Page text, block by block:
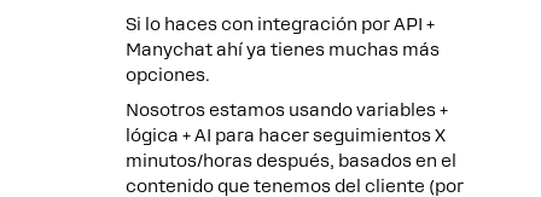
Si lo haces con integración por API +
Manychat ahí ya tienes muchas más
opciones.
Nosotros estamos usando variables +
lógica + AI para hacer seguimientos X
minutos/horas después, basados en el
contenido que tenemos del cliente (por